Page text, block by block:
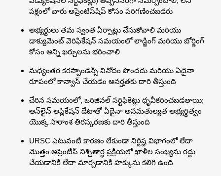
పక్షంలో వారు అప్రెంటిస్‌షిప్ కోసం పరిగణించబడరు
అభ్యర్థులు తమ స్వంత ఏర్పాట్లు చేసుకోవాలి మరియు
డాక్యుమెంట్ వెరిఫికేషన్ సమయంలో లాడ్జింగ్ మరియు బోర్డింగ్
కోసం అన్ని ఖర్చులను భరించాలి
మధ్యంతర కరస్పాండెన్స్ వినోదం పొందదు మరియు ఏదైనా
రూపంలో కాన్వాస్ చేయడం అనర్హతకు దారి తీస్తుంది
చేరిన సమయంలో, ఒరిజినల్ సర్టిఫికెట్లు ధృవీకరించబడతాయి;
ఆన్‌లైన్ అప్లికేషన్ డేటాతో ఏదైనా అసమతుల్యత అభ్యర్థిత్వం
యొక్క సారాంశ తిరస్కరణకు దారి తీస్తుంది
URSC ఎటువంటి కారణం లేకుండా నిర్దిష్ట విభాగంలో లేదా
మొత్తం అప్రెంటిస్ నిశ్చితార్థ ప్రక్రియలో ఖాళీల సంఖ్యను రద్దు
చేయడానికి లేదా మార్చడానికి హక్కును కలిగి ఉంది